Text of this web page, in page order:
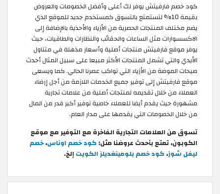
كود خصم فارفيتش يوفر لك أعلى وأفضل الخصومات والعروض
بقيمة 10% لتستمتع بالتسوق كمستخدم جديد للموقع الذي
يضم مختلف المنتجات الحصرية من الأزياء والأحذية بالإضافة إلى
الاكسسوارات مثل الساعات والحقائب والنظارات والطاقيات، حيث
يوفر موقع فارفيتش منتجات أصلية وأسعار مذهلة في متناول
الأيدي والتي تشمل المنتجات الأكثر مبيعا على سبيل المثال أحدث
صيحات الموضة من الأزياء التي تواكب عصرنا الحالي. كما ويسعى
موقع فارفيتش إلى توفير جميع الخدمات اللازمة من أجل إرضاء
العملاء من خلال تقديمه لمنتجات أصلية من علامات تجارية
مشهورة حيث يقدم أيضا للعملاء خاصية توفير أكبر قدر من المال
من خلال الخصومات التي يقدمها على مدار العام.
تسوق من العلامات التجارية الفاخرة مع التوفير مع موقع
الكوبون، تمتع بأحدث عروضنا مثل: كود خصم اوناس،خصم
ليفل شوز، كود خصم بلومينغديلز الكويت إلخ.